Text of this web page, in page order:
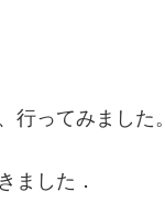
行ってみました。
ました．